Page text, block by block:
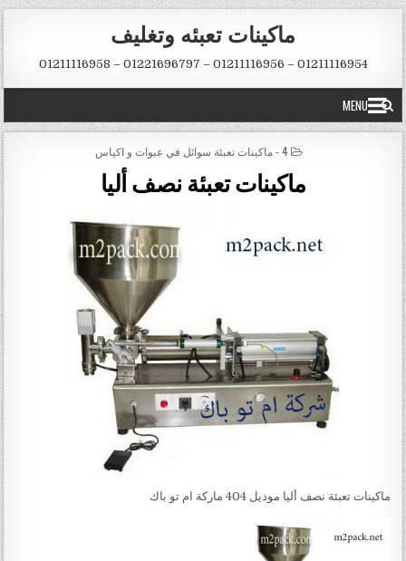
Skip to content
ماكينات تعبئه وتغليف
01211116954 – 01211116956 – 01221696797 – 01211116958
MENU
POSTED IN
4 - ماكينات تعبئة سوائل في عبوات و اكياس
ماكينات تعبئة نصف أليا
ماكينات تعبئة نصف أليا موديل 404 ماركة ام تو باك